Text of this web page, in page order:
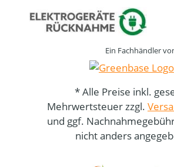
Ein Fachhändler
* Alle Preise inkl.
Mehrwertsteuer zzgl.
und ggf.
nicht anders